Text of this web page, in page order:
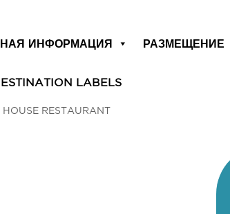
ИНФОРМАЦИЯ РАЗМЕЩЕНИЕ
LABELS
HOUSE RESTAURANT